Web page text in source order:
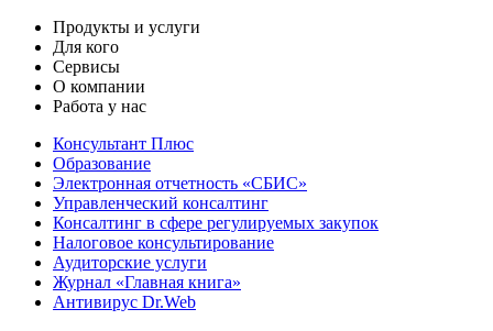
Продукты и услуги
Для кого
Сервисы
О компании
Работа у нас
Консультант Плюс
Образование
Электронная отчетность «СБИС»
Управленческий консалтинг
Консалтинг в сфере регулируемых закупок
Налоговое консультирование
Аудиторские услуги
Журнал «Главная книга»
Антивирус Dr.Web